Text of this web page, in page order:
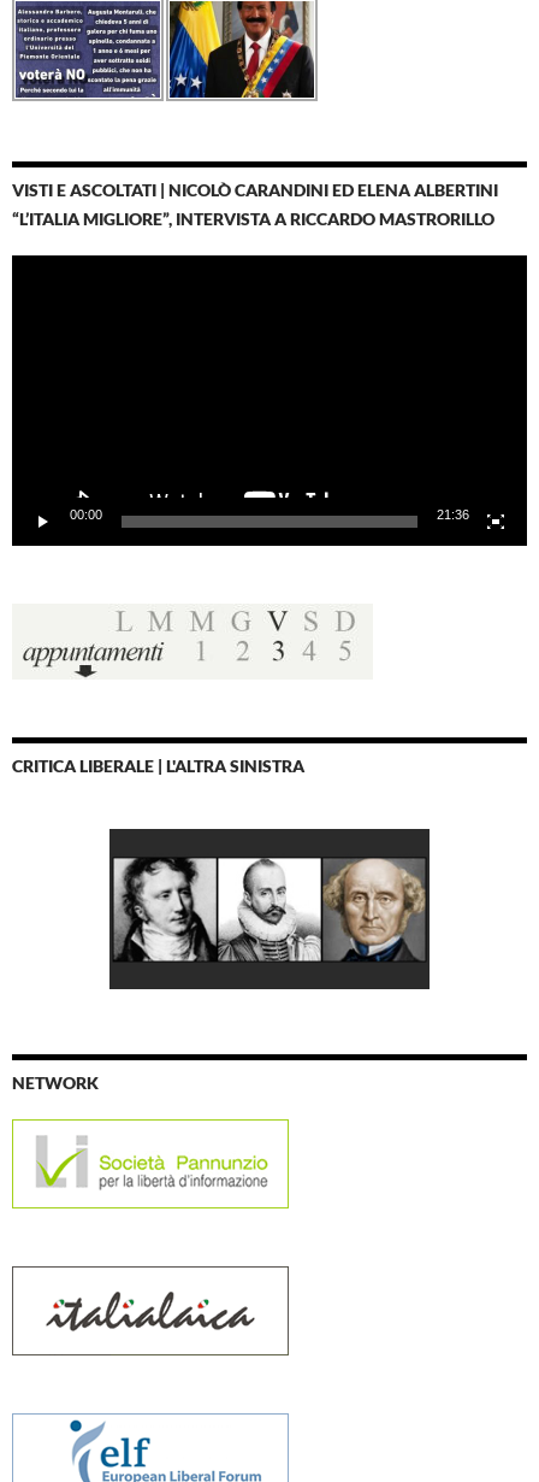
VISTI E ASCOLTATI | NICOLÒ CARANDINI ED ELENA ALBERTINI
“L’ITALIA MIGLIORE”, INTERVISTA A RICCARDO MASTRORILLO
00:00 21:36
CRITICA LIBERALE | L'ALTRA SINISTRA
NETWORK